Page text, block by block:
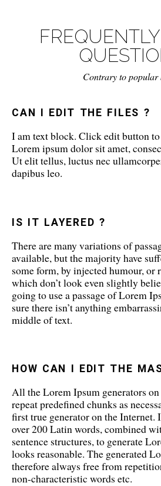
Contrary to popular
CAN I EDIT THE FILES ?
I am text block. Click edit button
Lorem ipsum dolor sit amet,
Ut elit tellus, luctus nec
dapibus leo.
IS IT LAYERED ?
There are many variations of
available, but the majority have
some form, by injected humour, or
which don’t look even slightly
going to use a passage of Lorem
sure there isn’t anything
middle of text.
HOW CAN I EDIT THE
All the Lorem Ipsum generators
repeat predefined chunks as
first true generator on the Internet.
over 200 Latin words, combined
sentence structures, to generate
looks reasonable. The generated
therefore always free from
non-characteristic words etc.